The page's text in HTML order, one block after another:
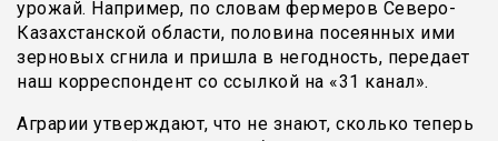
урожай. Например, по словам фермеров Северо-
Казахстанской области, половина посеянных ими
зерновых сгнила и пришла в негодность, передает
наш корреспондент со ссылкой на «31 канал».
Аграрии утверждают, что не знают, сколько теперь